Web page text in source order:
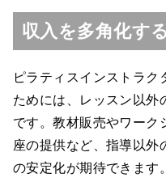
収入を多角化す
ピラティスインストラク
ためには、レッスン以外
です。教材販売やワーク
座の提供など、指導以外
の安定化が期待できます。